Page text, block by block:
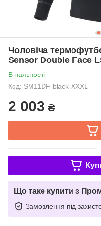
Чоловіча
Sensor Double Face
В наявності
Код: SM11DF-black-XXXL
2 003 ₴
Що таке купити з
Замовлення під